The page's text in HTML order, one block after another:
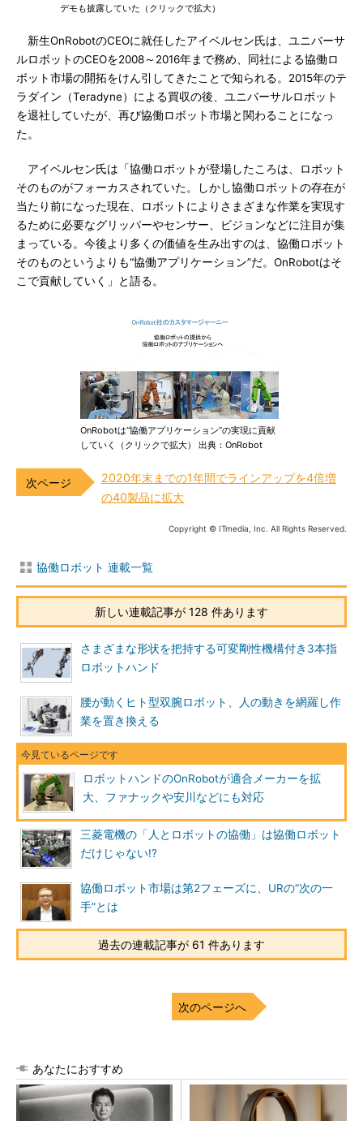
デモも披露していた（クリックで拡大）
新生OnRobotのCEOに就任したアイベルセン氏は、ユニバーサ
ルロボットのCEOを2008～2016年まで務め、同社による協働ロ
ボット市場の開拓をけん引してきたことで知られる。2015年のテ
ラダイン（Teradyne）による買収の後、ユニバーサルロボット
を退社していたが、再び協働ロボット市場と関わることになっ
た。
アイベルセン氏は「協働ロボットが登場したころは、ロボット
そのものがフォーカスされていた。しかし協働ロボットの存在が
当たり前になった現在、ロボットによりさまざまな作業を実現す
るために必要なグリッパーやセンサー、ビジョンなどに注目が集
まっている。今後より多くの価値を生み出すのは、協働ロボット
そのものというよりも“協働アプリケーション”だ。OnRobotはそ
こで貢献していく」と語る。
OnRobotは“協働アプリケーション”の実現に貢献
していく（クリックで拡大） 出典：OnRobot
2020年末までの1年間でラインアップを4倍増
の40製品に拡大
Copyright © ITmedia, Inc. All Rights Reserved.
協働ロボット 連載一覧
新しい連載記事が 128 件あります
さまざまな形状を把持する可変剛性機構付き3本指
ロボットハンド
腰が動くヒト型双腕ロボット、人の動きを網羅し作
業を置き換える
ロボットハンドのOnRobotが適合メーカーを拡
大、ファナックや安川などにも対応
三菱電機の「人とロボットの協働」は協働ロボット
だけじゃない!?
協働ロボット市場は第2フェーズに、URの“次の一
手”とは
過去の連載記事が 61 件あります
次のページへ
あなたにおすすめ